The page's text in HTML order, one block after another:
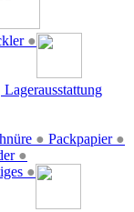
●
● Packpapier ●
Lagerausstattung
●
●